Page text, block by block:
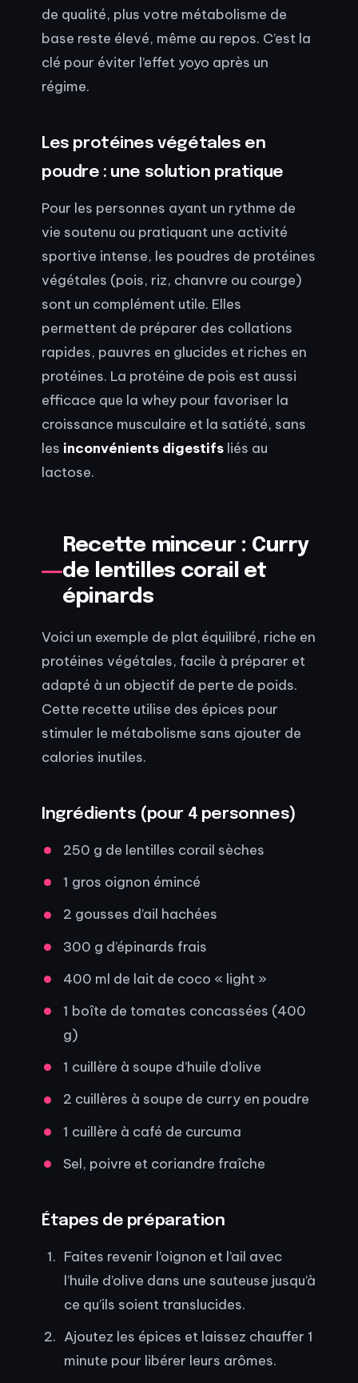
de qualité, plus votre métabolisme de
base reste élevé, même au repos. C’est la
clé pour éviter l’effet yoyo après un
régime.
Les protéines végétales en
poudre : une solution pratique
Pour les personnes ayant un rythme de
vie soutenu ou pratiquant une activité
sportive intense, les poudres de protéines
végétales (pois, riz, chanvre ou courge)
sont un complément utile. Elles
permettent de préparer des collations
rapides, pauvres en glucides et riches en
protéines. La protéine de pois est aussi
efficace que la whey pour favoriser la
croissance musculaire et la satiété, sans
les inconvénients digestifs liés au
lactose.
Recette minceur : Curry
de lentilles corail et
épinards
Voici un exemple de plat équilibré, riche en
protéines végétales, facile à préparer et
adapté à un objectif de perte de poids.
Cette recette utilise des épices pour
stimuler le métabolisme sans ajouter de
calories inutiles.
Ingrédients (pour 4 personnes)
250 g de lentilles corail sèches
1 gros oignon émincé
2 gousses d’ail hachées
300 g d’épinards frais
400 ml de lait de coco « light »
1 boîte de tomates concassées (400
g)
1 cuillère à soupe d’huile d’olive
2 cuillères à soupe de curry en poudre
1 cuillère à café de curcuma
Sel, poivre et coriandre fraîche
Étapes de préparation
Faites revenir l’oignon et l’ail avec
l’huile d’olive dans une sauteuse jusqu’à
ce qu’ils soient translucides.
Ajoutez les épices et laissez chauffer 1
minute pour libérer leurs arômes.